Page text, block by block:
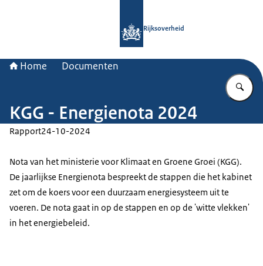
Rijksoverheid
Home Documenten
KGG - Energienota 2024
Rapport24-10-2024
Nota van het ministerie voor Klimaat en Groene Groei (KGG).
De jaarlijkse Energienota bespreekt de stappen die het kabinet
zet om de koers voor een duurzaam energiesysteem uit te
voeren. De nota gaat in op de stappen en op de 'witte vlekken'
in het energiebeleid.